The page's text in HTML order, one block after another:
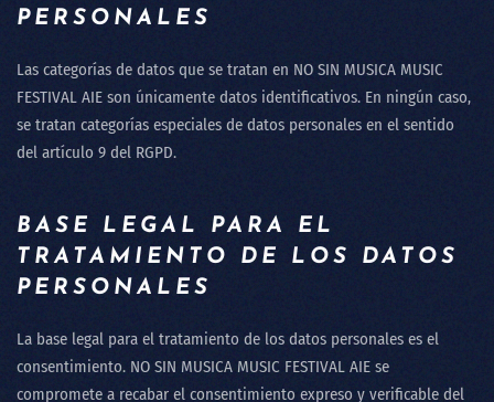
PERSONALES
Las categorías de datos que se tratan en NO SIN MUSICA MUSIC
FESTIVAL AIE son únicamente datos identificativos. En ningún caso,
se tratan categorías especiales de datos personales en el sentido
del artículo 9 del RGPD.
BASE LEGAL PARA EL
TRATAMIENTO DE LOS DATOS
PERSONALES
La base legal para el tratamiento de los datos personales es el
consentimiento. NO SIN MUSICA MUSIC FESTIVAL AIE se
compromete a recabar el consentimiento expreso y verificable del